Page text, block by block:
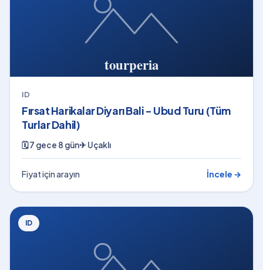
ID
Fırsat Harikalar Diyarı Bali - Ubud Turu (Tüm
Turlar Dahil)
🗓7 gece 8 gün✈Uçaklı
Fiyat için arayın İncele →
ID